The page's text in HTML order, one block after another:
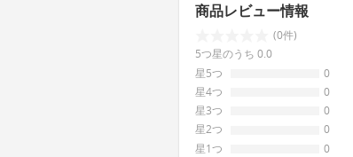
商品レビュー情報
(0件)
5つ星のうち 0.0
星5つ
0
星4つ
0
星3つ
0
星2つ
0
星1つ
0